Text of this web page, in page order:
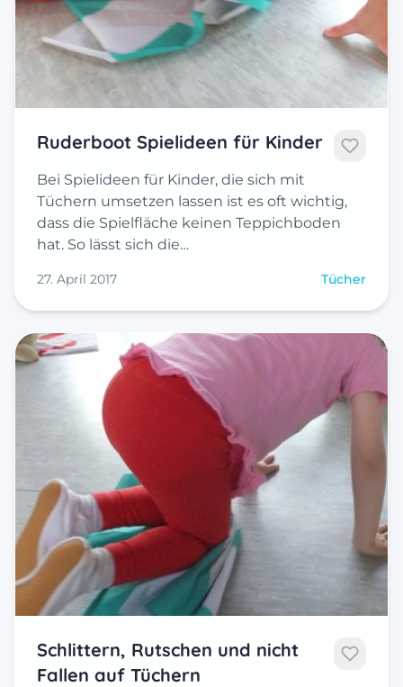
Ruderboot Spielideen für Kinder
Bei Spielideen für Kinder, die sich mit
Tüchern umsetzen lassen ist es oft wichtig,
dass die Spielfläche keinen Teppichboden
hat. So lässt sich die…
27. April 2017 Tücher
Schlittern, Rutschen und nicht
Fallen auf Tüchern